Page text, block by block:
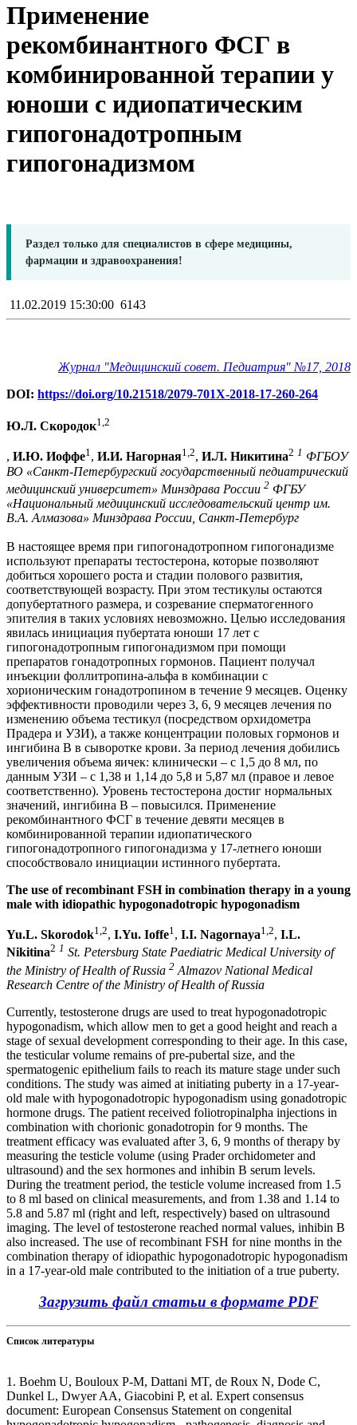
Применение
рекомбинантного ФСГ в
комбинированной терапии у
юноши с идиопатическим
гипогонадотропным
гипогонадизмом
Раздел только для специалистов в сфере медицины,
фармации и здравоохранения!
11.02.2019 15:30:00 6143
Журнал "Медицинский совет. Педиатрия" №17, 2018
DOI: https://doi.org/10.21518/2079-701X-2018-17-260-264
Ю.Л. Скородок1,2
, И.Ю. Иоффе1, И.И. Нагорная1,2, И.Л. Никитина2 1 ФГБОУ
ВО «Санкт-Петербургский государственный педиатрический
медицинский университет» Минздрава России 2 ФГБУ
«Национальный медицинский исследовательский центр им.
В.А. Алмазова» Минздрава России, Санкт-Петербург
В настоящее время при гипогонадотропном гипогонадизме
используют препараты тестостерона, которые позволяют
добиться хорошего роста и стадии полового развития,
соответствующей возрасту. При этом тестикулы остаются
допубертатного размера, и созревание сперматогенного
эпителия в таких условиях невозможно. Целью исследования
явилась инициация пубертата юноши 17 лет с
гипогонадотропным гипогонадизмом при помощи
препаратов гонадотропных гормонов. Пациент получал
инъекции фоллитропина-альфа в комбинации с
хорионическим гонадотропином в течение 9 месяцев. Оценку
эффективности проводили через 3, 6, 9 месяцев лечения по
изменению объема тестикул (посредством орхидометра
Прадера и УЗИ), а также концентрации половых гормонов и
ингибина В в сыворотке крови. За период лечения добились
увеличения объема яичек: клинически – с 1,5 до 8 мл, по
данным УЗИ – с 1,38 и 1,14 до 5,8 и 5,87 мл (правое и левое
соответственно). Уровень тестостерона достиг нормальных
значений, ингибина В – повысился. Применение
рекомбинантного ФСГ в течение девяти месяцев в
комбинированной терапии идиопатического
гипогонадотропного гипогонадизма у 17-летнего юноши
способствовало инициации истинного пубертата.
The use of recombinant FSH in combination therapy in a young
male with idiopathic hypogonadotropic hypogonadism
Yu.L. Skorodok1,2, I.Yu. Ioffe1 , I.I. Nagornaya1,2, I.L.
Nikitina2 1 St. Petersburg State Paediatric Medical University of
the Ministry of Health of Russia 2 Almazov National Medical
Research Centre of the Ministry of Health of Russia
Currently, testosterone drugs are used to treat hypogonadotropic
hypogonadism, which allow men to get a good height and reach a
stage of sexual development corresponding to their age. In this case,
the testicular volume remains of pre-pubertal size, and the
spermatogenic epithelium fails to reach its mature stage under such
conditions. The study was aimed at initiating puberty in a 17-year-
old male with hypogonadotropic hypogonadism using gonadotropic
hormone drugs. The patient received foliotropinalpha injections in
combination with chorionic gonadotropin for 9 months. The
treatment efficacy was evaluated after 3, 6, 9 months of therapy by
measuring the testicle volume (using Prader orchidometer and
ultrasound) and the sex hormones and inhibin B serum levels.
During the treatment period, the testicle volume increased from 1.5
to 8 ml based on clinical measurements, and from 1.38 and 1.14 to
5.8 and 5.87 ml (right and left, respectively) based on ultrasound
imaging. The level of testosterone reached normal values, inhibin B
also increased. The use of recombinant FSH for nine months in the
combination therapy of idiopathic hypogonadotropic hypogonadism
in a 17-year-old male contributed to the initiation of a true puberty.
Загрузить файл статьи в формате PDF
Список литературы
1. Boehm U, Bouloux P-M, Dattani MT, de Roux N, Dode C,
Dunkel L, Dwyer AA, Giacobini P, et al. Expert consensus
document: European Consensus Statement on congenital